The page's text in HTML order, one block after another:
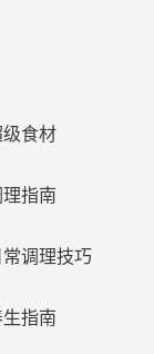
食材
指南
调理技巧
指南